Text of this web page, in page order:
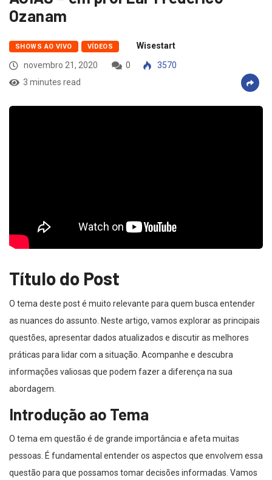
Ozanam
SHOWS AO VIVO VÍDEOS
Wisestart
novembro 21, 2020
0
3570
3 minutes read
Título do Post
O tema deste post é muito relevante para quem busca entender
as nuances do assunto. Neste artigo, vamos explorar as principais
questões, apresentar dados atualizados e discutir as melhores
práticas para lidar com a situação. Acompanhe e descubra
informações valiosas que podem fazer a diferença na sua
abordagem.
Introdução ao Tema
O tema em questão é de grande importância e afeta muitas
pessoas. É fundamental entender os aspectos que envolvem essa
questão para que possamos tomar decisões informadas. Vamos